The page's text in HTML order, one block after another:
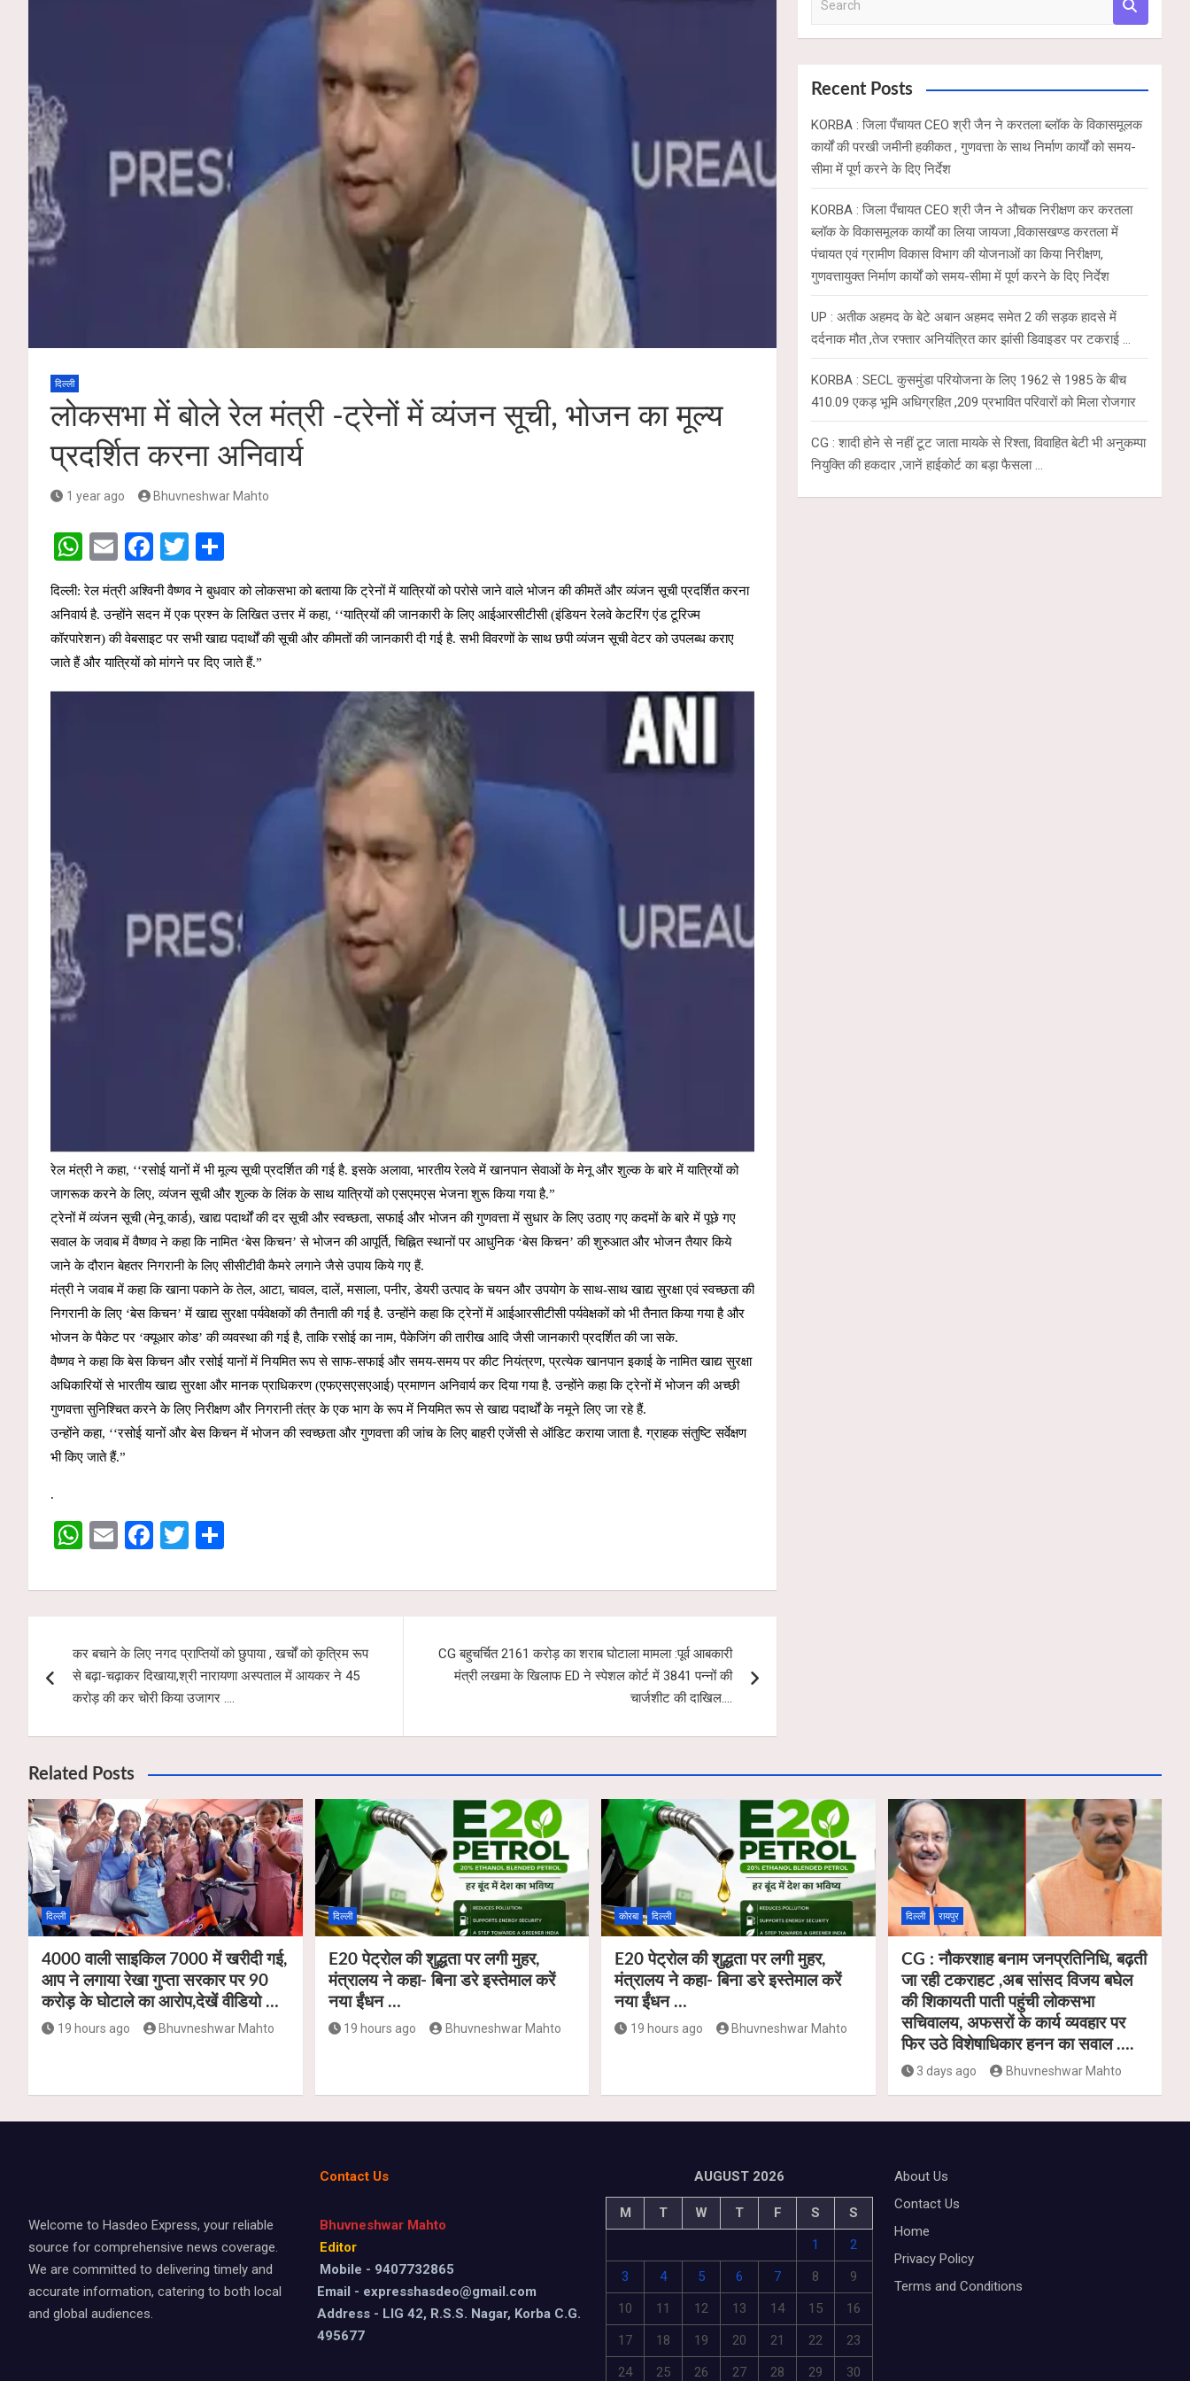
दिल्ली
लोकसभा में बोले रेल मंत्री -ट्रेनों में व्यंजन सूची, भोजन का मूल्य
प्रदर्शित करना अनिवार्य
1 year ago Bhuvneshwar Mahto
W
h
at
s
A
p
E
ail
F
ce
b
o
o
T
wi
tt
er
ar
e
दिल्ली: रेल मंत्री अश्विनी वैष्णव ने बुधवार को लोकसभा को बताया कि ट्रेनों में यात्रियों को परोसे जाने वाले भोजन की कीमतें और व्यंजन सूची प्रदर्शित करना
अनिवार्य है. उन्होंने सदन में एक प्रश्न के लिखित उत्तर में कहा, ‘‘यात्रियों की जानकारी के लिए आईआरसीटीसी (इंडियन रेलवे केटरिंग एंड टूरिज्म
कॉरपारेशन) की वेबसाइट पर सभी खाद्य पदार्थों की सूची और कीमतों की जानकारी दी गई है. सभी विवरणों के साथ छपी व्यंजन सूची वेटर को उपलब्ध कराए
जाते हैं और यात्रियों को मांगने पर दिए जाते हैं.”
रेल मंत्री ने कहा, ‘‘रसोई यानों में भी मूल्य सूची प्रदर्शित की गई है. इसके अलावा, भारतीय रेलवे में खानपान सेवाओं के मेनू और शुल्क के बारे में यात्रियों को
जागरूक करने के लिए, व्यंजन सूची और शुल्क के लिंक के साथ यात्रियों को एसएमएस भेजना शुरू किया गया है.”
ट्रेनों में व्यंजन सूची (मेनू कार्ड), खाद्य पदार्थों की दर सूची और स्वच्छता, सफाई और भोजन की गुणवत्ता में सुधार के लिए उठाए गए कदमों के बारे में पूछे गए
सवाल के जवाब में वैष्णव ने कहा कि नामित ‘बेस किचन’ से भोजन की आपूर्ति, चिह्नित स्थानों पर आधुनिक ‘बेस किचन’ की शुरुआत और भोजन तैयार किये
जाने के दौरान बेहतर निगरानी के लिए सीसीटीवी कैमरे लगाने जैसे उपाय किये गए हैं.
मंत्री ने जवाब में कहा कि खाना पकाने के तेल, आटा, चावल, दालें, मसाला, पनीर, डेयरी उत्पाद के चयन और उपयोग के साथ-साथ खाद्य सुरक्षा एवं स्वच्छता की
निगरानी के लिए ‘बेस किचन’ में खाद्य सुरक्षा पर्यवेक्षकों की तैनाती की गई है. उन्होंने कहा कि ट्रेनों में आईआरसीटीसी पर्यवेक्षकों को भी तैनात किया गया है और
भोजन के पैकेट पर ‘क्यूआर कोड’ की व्यवस्था की गई है, ताकि रसोई का नाम, पैकेजिंग की तारीख आदि जैसी जानकारी प्रदर्शित की जा सके.
वैष्णव ने कहा कि बेस किचन और रसोई यानों में नियमित रूप से साफ-सफाई और समय-समय पर कीट नियंत्रण, प्रत्येक खानपान इकाई के नामित खाद्य सुरक्षा
अधिकारियों से भारतीय खाद्य सुरक्षा और मानक प्राधिकरण (एफएसएसएआई) प्रमाणन अनिवार्य कर दिया गया है. उन्होंने कहा कि ट्रेनों में भोजन की अच्छी
गुणवत्ता सुनिश्चित करने के लिए निरीक्षण और निगरानी तंत्र के एक भाग के रूप में नियमित रूप से खाद्य पदार्थों के नमूने लिए जा रहे हैं.
उन्होंने कहा, ‘‘रसोई यानों और बेस किचन में भोजन की स्वच्छता और गुणवत्ता की जांच के लिए बाहरी एजेंसी से ऑडिट कराया जाता है. ग्राहक संतुष्टि सर्वेक्षण
भी किए जाते हैं.”
.
W
at
A
p
p
E
ail
F
ce
o
o
k
T
tt ar
navigation
कर बचाने के लिए नगद प्राप्तियों को छुपाया , खर्चों को कृत्रिम रूप
से बढ़ा-चढ़ाकर दिखाया,श्री नारायणा अस्पताल में आयकर ने 45
करोड़ की कर चोरी किया उजागर ….
CG बहुचर्चित 2161 करोड़ का शराब घोटाला मामला :पूर्व आबकारी
मंत्री लखमा के खिलाफ ED ने स्पेशल कोर्ट में 3841 पन्नों की
चार्जशीट की दाखिल….
a
cRecent Posts
KORBA : जिला पँचायत CEO श्री जैन ने करतला ब्लॉक के विकासमूलक
कार्यों की परखी जमीनी हकीकत , गुणवत्ता के साथ निर्माण कार्यों को समय-
सीमा में पूर्ण करने के दिए निर्देश
KORBA : जिला पँचायत CEO श्री जैन ने औचक निरीक्षण कर करतला
ब्लॉक के विकासमूलक कार्यों का लिया जायजा ,विकासखण्ड करतला में
पंचायत एवं ग्रामीण विकास विभाग की योजनाओं का किया निरीक्षण,
गुणवत्तायुक्त निर्माण कार्यों को समय-सीमा में पूर्ण करने के दिए निर्देश
UP : अतीक अहमद के बेटे अबान अहमद समेत 2 की सड़क हादसे में
दर्दनाक मौत ,तेज रफ्तार अनियंत्रित कार झांसी डिवाइडर पर टकराई …
KORBA : SECL कुसमुंडा परियोजना के लिए 1962 से 1985 के बीच
410.09 एकड़ भूमि अधिग्रहित ,209 प्रभावित परिवारों को मिला रोजगार
CG : शादी होने से नहीं टूट जाता मायके से रिश्ता, विवाहित बेटी भी अनुकम्पा
नियुक्ति की हकदार ,जानें हाईकोर्ट का बड़ा फैसला …
Related Posts
दिल्ली
4000 वाली साइकिल 7000 में खरीदी गई,
आप ने लगाया रेखा गुप्ता सरकार पर 90
करोड़ के घोटाले का आरोप,देखें वीडियो …
19 hours ago Bhuvneshwar Mahto
दिल्ली
E20 पेट्रोल की शुद्धता पर लगी मुहर,
मंत्रालय ने कहा- बिना डरे इस्तेमाल करें
नया ईंधन …
19 hours ago Bhuvneshwar Mahto
कोरबा दिल्ली
E20 पेट्रोल की शुद्धता पर लगी मुहर,
मंत्रालय ने कहा- बिना डरे इस्तेमाल करें
नया ईंधन …
19 hours ago Bhuvneshwar Mahto
दिल्ली रायपुर
CG : नौकरशाह बनाम जनप्रतिनिधि, बढ़ती
जा रही टकराहट ,अब सांसद विजय बघेल
की शिकायती पाती पहुंची लोकसभा
सचिवालय, अफसरों के कार्य व्यवहार पर
फिर उठे विशेषाधिकार हनन का सवाल ….
3 days ago Bhuvneshwar Mahto
Welcome to Hasdeo Express, your reliable
source for comprehensive news coverage.
We are committed to delivering timely and
accurate information, catering to both local
and global audiences.
Contact Us
Bhuvneshwar Mahto
Editor
Mobile - 9407732865
Email - expresshasdeo@gmail.com
Address - LIG 42, R.S.S. Nagar, Korba C.G.
495677
AUGUST 2026
M T W T F S
S
1
2
3
4 5 6 7 8
9
10
11 12 13 14 15
16
17
18 19 20 21 22
23
24
25 26 27 28 29 30
About Us
Contact Us
Home
Privacy Policy
Terms and Conditions